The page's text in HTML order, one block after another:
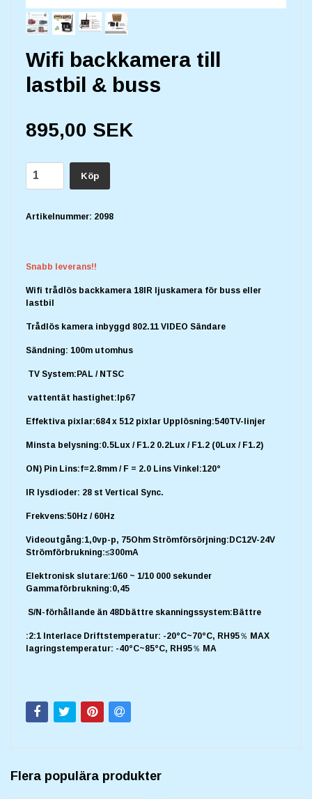
Wifi backkamera till
lastbil & buss
895,00 SEK
Köp
Artikelnummer: 2098
Snabb leverans!!
Wifi trådlös backkamera 18IR ljuskamera för buss eller
lastbil
Trådlös kamera inbyggd 802.11 VIDEO Sändare
Sändning: 100m utomhus
TV System:PAL / NTSC
vattentät hastighet:Ip67
Effektiva pixlar:684 x 512 pixlar Upplösning:540TV-linjer
Minsta belysning:0.5Lux / F1.2 0.2Lux / F1.2 (0Lux / F1.2)
ON) Pin Lins:f=2.8mm / F = 2.0 Lins Vinkel:120°
IR lysdioder: 28 st Vertical Sync.
Frekvens:50Hz / 60Hz
Videoutgång:1,0vp-p, 75Ohm Strömförsörjning:DC12V-24V
Strömförbrukning:≤300mA
Elektronisk slutare:1/60 ~ 1/10 000 sekunder
Gammaförbrukning:0,45
S/N-förhållande än 48Dbättre skanningssystem:Bättre
:2:1 Interlace Driftstemperatur: -20°C~70°C, RH95％ MAX
lagringstemperatur: -40°C~85°C, RH95％ MA
Flera populära produkter